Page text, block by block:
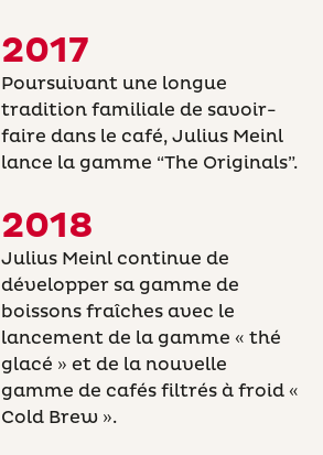
2017
Poursuivant une longue
tradition familiale de savoir-
faire dans le café, Julius Meinl
lance la gamme “The Originals”.
2018
Julius Meinl continue de
développer sa gamme de
boissons fraîches avec le
lancement de la gamme « thé
glacé » et de la nouvelle
gamme de cafés filtrés à froid «
Cold Brew ».